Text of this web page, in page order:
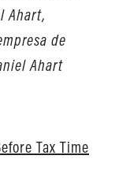
Ahart,
de
Ahart